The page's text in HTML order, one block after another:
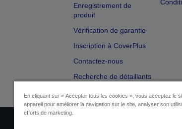
Enregistrement de
produit
Vérification de garantie
Inscription à CoverPlus
Contactez-nous
Recherche de détaillants
En cliquant sur « Accepter tous les cookies », vous acceptez le
appareil pour améliorer la navigation sur le site, analyser son
efforts de marketing.